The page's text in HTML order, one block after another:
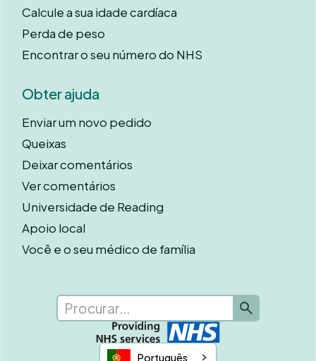
Calcule a sua idade cardíaca
Perda de peso
Encontrar o seu número do NHS
Obter ajuda
Enviar um novo pedido
Queixas
Deixar comentários
Ver comentários
Universidade de Reading
Apoio local
Você e o seu médico de família
Português